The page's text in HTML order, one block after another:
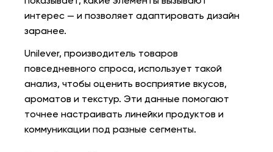
интерес — и позволяет адаптировать дизайн
заранее.
Unilever, производитель товаров
повседневного спроса, использует такой
анализ, чтобы оценить восприятие вкусов,
ароматов и текстур. Эти данные помогают
точнее настраивать линейки продуктов и
коммуникации под разные сегменты.